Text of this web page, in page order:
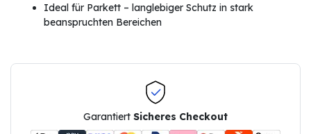
Ideal für Parkett – langlebiger Schutz in stark
beanspruchten Bereichen
Garantiert Sicheres Checkout